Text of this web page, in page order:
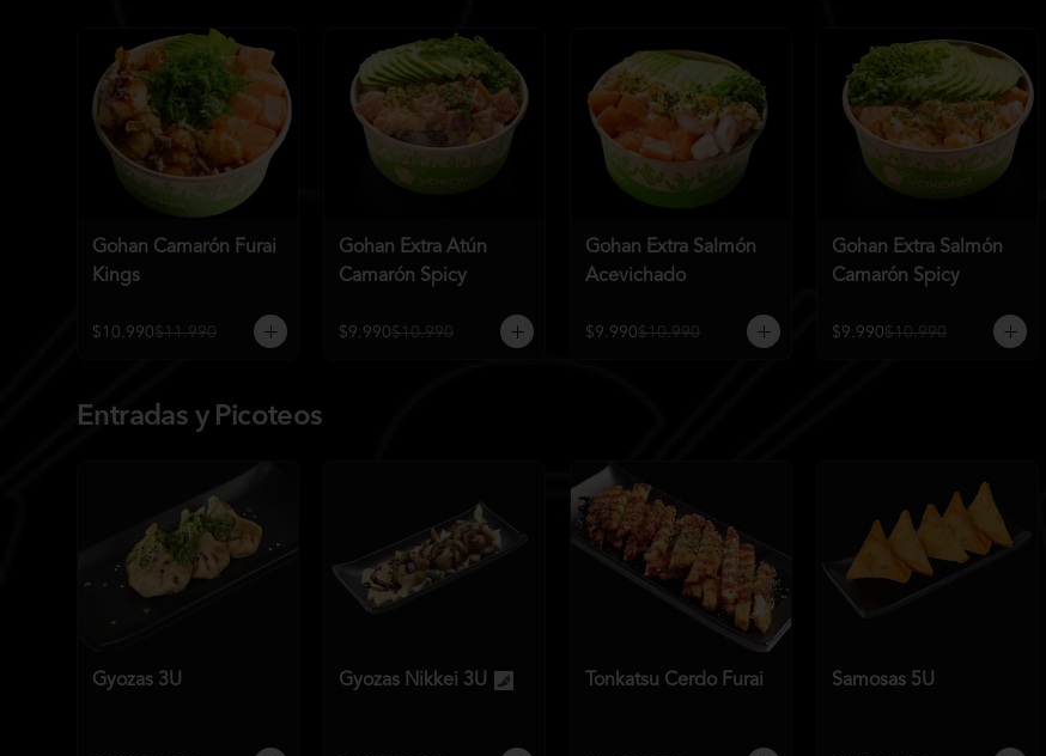
Gohan Camarón Furai
Kings
$10.990$11.990
Gohan Extra Atún
Camarón Spicy
$9.990$10.990
Gohan Extra Salmón
Acevichado
$9.990$10.990
Gohan Extra Salmón
Camarón Spicy
$9.990$10.990
Entradas y Picoteos
Gyozas 3U Gyozas Nikkei 3U Tonkatsu Cerdo Furai Samosas 5U